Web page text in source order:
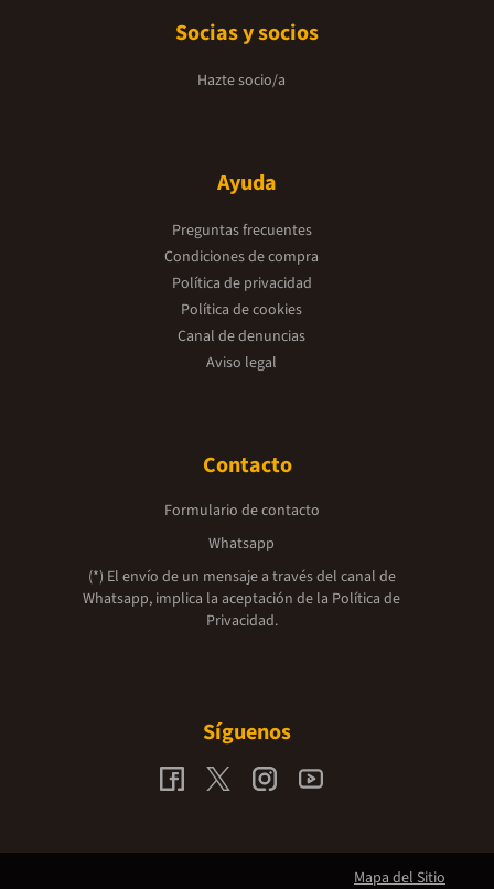
Socias y socios
Hazte socio/a
Ayuda
Preguntas frecuentes
Condiciones de compra
Política de privacidad
Política de cookies
Canal de denuncias
Aviso legal
Contacto
Formulario de contacto
Whatsapp
(*) El envío de un mensaje a través del canal de
Whatsapp, implica la aceptación de la Política de
Privacidad.
Síguenos
Mapa del Sitio